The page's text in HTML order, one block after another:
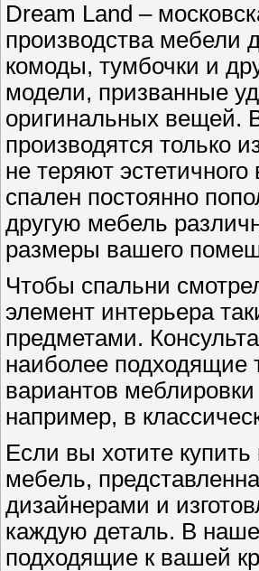
Dream Land –
производства мебели
комоды, тумбочки и
модели, призванные
оригинальных вещей.
производятся только
не теряют
спален постоянно
другую мебель
размеры вашего
Чтобы спальни
элемент интерьера
предметами.
наиболее подходящие
вариантов
например, в
Если вы хотите
мебель,
дизайнерами и
каждую деталь. В
подходящие к вашей